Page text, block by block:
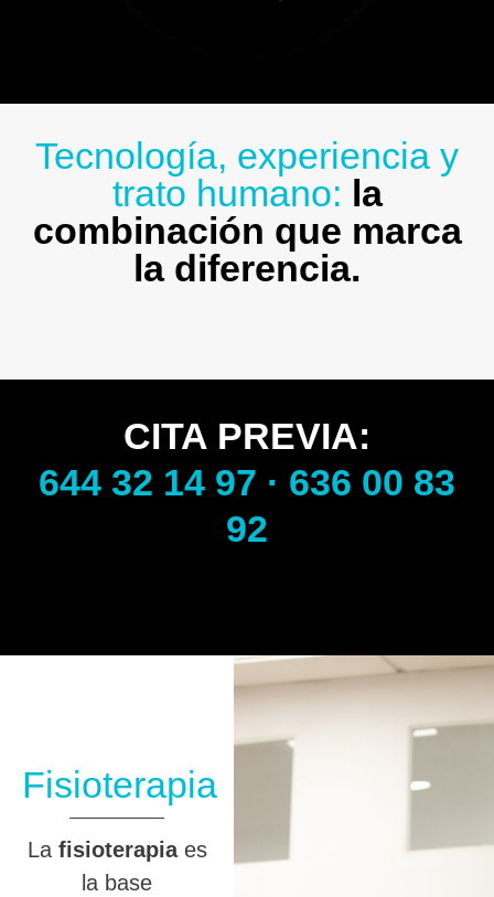
Tecnología, experiencia y
trato humano: la
combinación que marca
la diferencia.
CITA PREVIA:
644 32 14 97 · 636 00 83
92
Fisioterapia
La fisioterapiaes
la base